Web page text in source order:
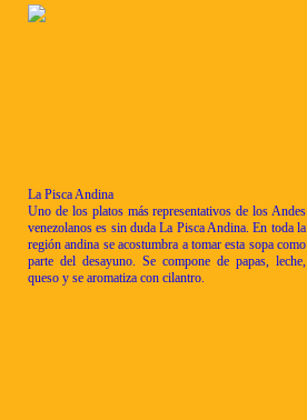
La Pisca Andina
Uno de los platos más representativos de los Andes
venezolanos es sin duda La Pisca Andina. En toda la
región andina se acostumbra a tomar esta sopa como
parte del desayuno. Se compone de papas, leche,
queso y se aromatiza con cilantro.